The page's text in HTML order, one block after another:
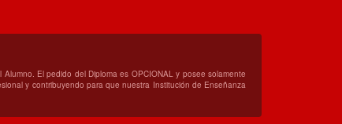
El pedido del Diploma es OPCIONAL y posee solamente
y contribuyendo para que nuestra Institución de Enseñanza